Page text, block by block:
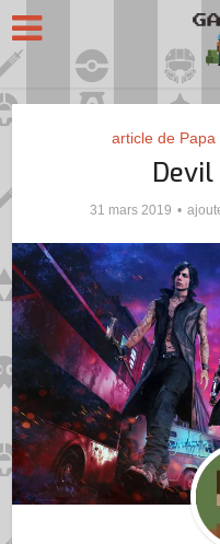
article de Papa
Devil
31 mars 2019